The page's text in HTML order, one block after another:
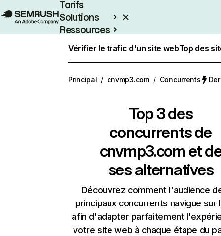
Tarifs
Solutions
Ressources
Vérifier le trafic d'un site webTop des
Principal / cnvmp3.com / Concurrents
Top 3 des
concurrents de
cnvmp3.com et
ses alternatives
Découvrez comment l'audience
principaux concurrents navigue sur
afin d'adapter parfaitement
votre site web à chaque étape du